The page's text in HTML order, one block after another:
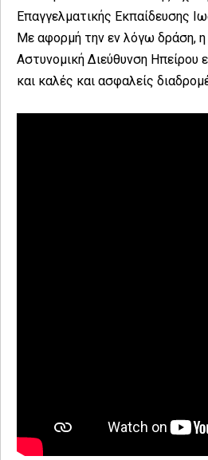
Επαγγελματικής Εκπαίδευσης
Με αφορμή την εν λόγω δράση, η
Αστυνομική Διεύθυνση Ηπείρου
και καλές και ασφαλείς